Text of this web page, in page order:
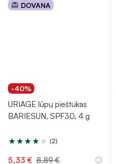
DOVANA
-40%
URIAGE lūpų pieštukas
BARIESUN, SPF30, 4 g
Įvertinimas 3.5 iš 5
(2)
5,33 € 8,89 €